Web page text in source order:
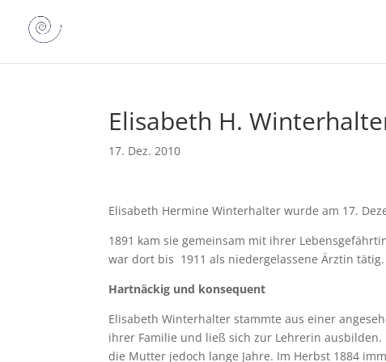
Elisabeth H.
17. Dez. 2010
Elisabeth Hermine Winterhalter wurde am 17.
1891 kam sie gemeinsam mit ihrer
war dort bis 1911 als niedergelassene Ärztin tätig.
Hartnäckig und konsequent
Elisabeth Winterhalter stammte aus einer
ihrer Familie und ließ sich zur Lehrerin
die Mutter jedoch lange Jahre. Im Herbst 1884